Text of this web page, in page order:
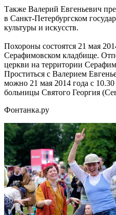
Также Валерий Евгеньевич
в Санкт-Петербургском
культуры и искусств.
Похороны состоятся 21 мая
Серафимовском кладбище.
церкви на территории
Проститься с Валерием
можно 21 мая 2014 года с
больницы Святого Георгия
Фонтанка.ру